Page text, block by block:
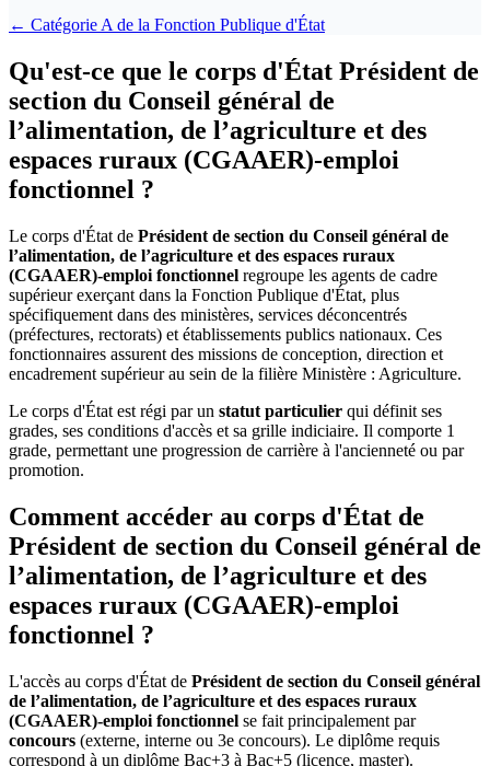
← Catégorie A de la Fonction Publique d'État
Qu'est-ce que le corps d'État Président de
section du Conseil général de
l’alimentation, de l’agriculture et des
espaces ruraux (CGAAER)-emploi
fonctionnel ?
Le corps d'État de Président de section du Conseil général de
l’alimentation, de l’agriculture et des espaces ruraux
(CGAAER)-emploi fonctionnel regroupe les agents de cadre
supérieur exerçant dans la Fonction Publique d'État, plus
spécifiquement dans des ministères, services déconcentrés
(préfectures, rectorats) et établissements publics nationaux. Ces
fonctionnaires assurent des missions de conception, direction et
encadrement supérieur au sein de la filière Ministère : Agriculture.
Le corps d'État est régi par un statut particulier qui définit ses
grades, ses conditions d'accès et sa grille indiciaire. Il comporte 1
grade, permettant une progression de carrière à l'ancienneté ou par
promotion.
Comment accéder au corps d'État de
Président de section du Conseil général de
l’alimentation, de l’agriculture et des
espaces ruraux (CGAAER)-emploi
fonctionnel ?
L'accès au corps d'État de Président de section du Conseil général
de l’alimentation, de l’agriculture et des espaces ruraux
(CGAAER)-emploi fonctionnel se fait principalement par
concours (externe, interne ou 3e concours). Le diplôme requis
correspond à un diplôme Bac+3 à Bac+5 (licence, master).